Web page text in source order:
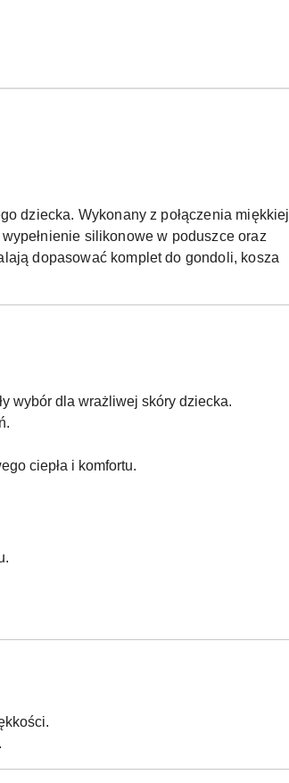
dziecka. Wykonany z połączenia miękkiej
silikonowe w poduszce oraz
dopasować komplet do gondoli, kosza
wybór dla wrażliwej skóry dziecka.
ciepła i komfortu.